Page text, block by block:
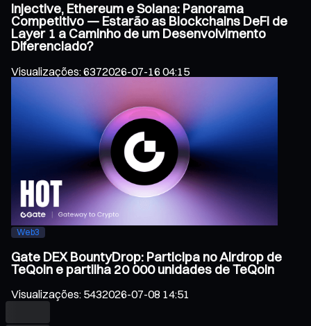
Injective, Ethereum e Solana: Panorama
Competitivo — Estarão as Blockchains DeFi de
Layer 1 a Caminho de um Desenvolvimento
Diferenciado?
Visualizações:6372026-07-16 04:15
Web3
Gate DEX BountyDrop: Participa no Airdrop de
TeQoin e partilha 20 000 unidades de TeQoin
Visualizações: 5432026-07-08 14:51